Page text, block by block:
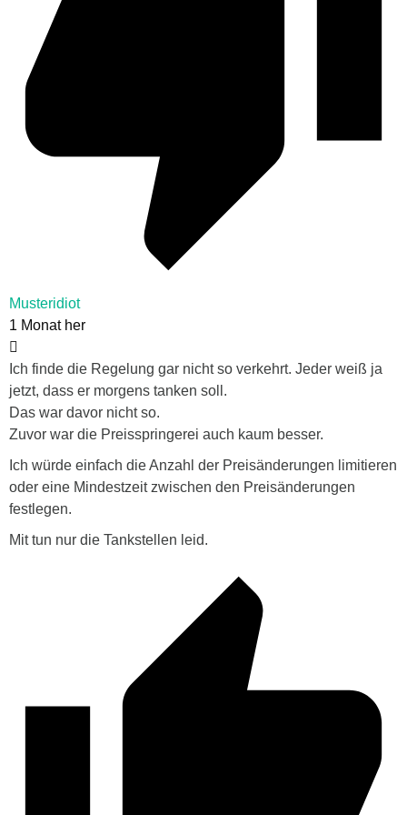
Musteridiot
1 Monat her
Ich finde die Regelung gar nicht so verkehrt. Jeder weiß ja
jetzt, dass er morgens tanken soll.
Das war davor nicht so.
Zuvor war die Preisspringerei auch kaum besser.
Ich würde einfach die Anzahl der Preisänderungen limitieren
oder eine Mindestzeit zwischen den Preisänderungen
festlegen.
Mit tun nur die Tankstellen leid.